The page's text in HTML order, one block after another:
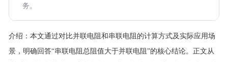
务。
介绍： 本文通过对比并联电阻和串联电阻的计算方式及实际应用场
景，明确回答“串联电阻总阻值大于并联电阻”的核心结论。正文从